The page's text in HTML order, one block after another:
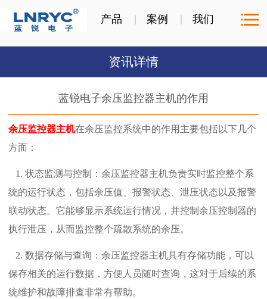
产品 案例 我们
资讯详情
蓝锐电子余压监控器主机的作用
‌余压监控器主机在余压监控系统中的作用主要包括以下几个
方面‌：
1. 状态监测与控制‌：余压监控器主机负责实时监控整个系
统的运行状态，包括余压值、报警状态、泄压状态以及报警
联动状态。它能够显示系统运行情况，并控制余压控制器的
执行泄压，从而监控整个疏散系统的余压‌。‌
2. 数据存储与查询‌：余压监控器主机具有存储功能，可以
保存相关的运行数据，方便人员随时查询，这对于后续的系
统维护和故障排查非常有帮助‌。‌